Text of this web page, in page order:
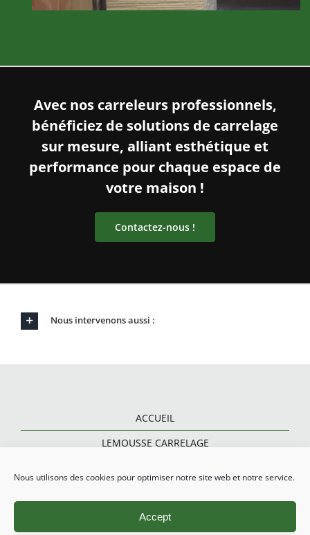
Nous utilisons des cookies pour optimiser notre site web et notre service.
Accept
Avec nos carreleurs professionnels,
bénéficiez de solutions de carrelage
sur mesure, alliant esthétique et
performance pour chaque espace de
votre maison !
Contactez-nous !
Nous intervenons aussi :
ACCUEIL
LEMOUSSE CARRELAGE
CARRELAGE EXTÉRIEUR